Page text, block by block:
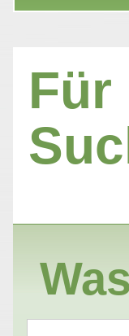
Für
Was